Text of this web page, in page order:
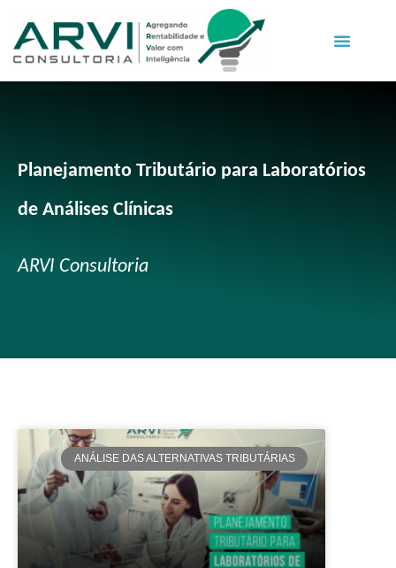
Planejamento Tributário para Laboratórios
de Análises Clínicas
ARVI Consultoria
ANÁLISE DAS ALTERNATIVAS TRIBUTÁRIAS